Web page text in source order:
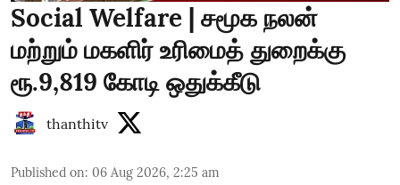
Social Welfare | சமூக நலன்
மற்றும் மகளிர் உரிமைத் துறைக்கு
ரூ.9,819 கோடி ஒதுக்கீடு
thanthitv
Published on: 06 Aug 2026, 2:25 am